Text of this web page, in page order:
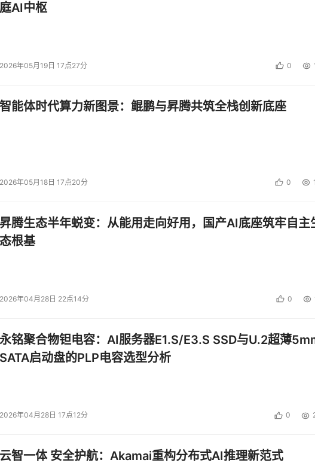
庭AI中枢
2026年05月19日 17点27分 0
智能体时代算力新图景：鲲鹏与昇腾共筑全栈创新底座
2026年05月18日 17点20分 0
昇腾生态半年蜕变：从能用走向好用，国产AI底座筑牢自主
态根基
2026年04月28日 22点14分 0
永铭聚合物钽电容：AI服务器E1.S/E3.S SSD与U.2超薄
SATA启动盘的PLP电容选型分析
2026年04月28日 17点12分 0
云智一体 安全护航：Akamai重构分布式AI推理新范式